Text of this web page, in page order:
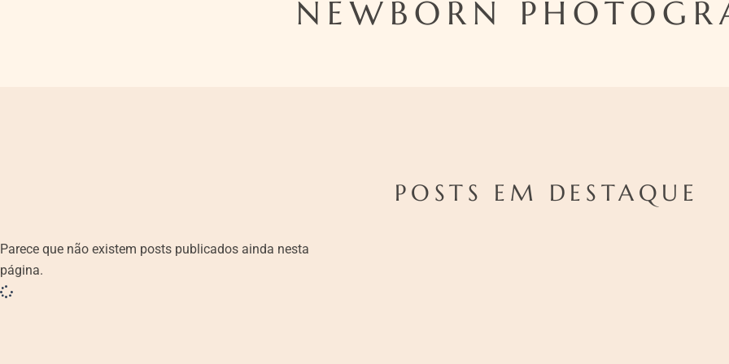
NEWBORN
POSTS EM DESTAQUE
Parece que não existem posts publicados ainda nesta
página.